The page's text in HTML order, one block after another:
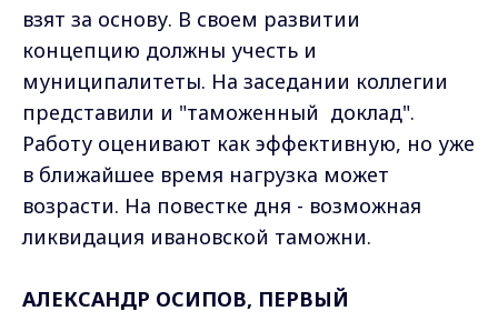
взят за основу. В своем развитии
концепцию должны учесть и
муниципалитеты. На заседании коллегии
представили и "таможенный доклад".
Работу оценивают как эффективную, но уже
в ближайшее время нагрузка может
возрасти. На повестке дня - возможная
ликвидация ивановской таможни.
АЛЕКСАНДР ОСИПОВ, ПЕРВЫЙ